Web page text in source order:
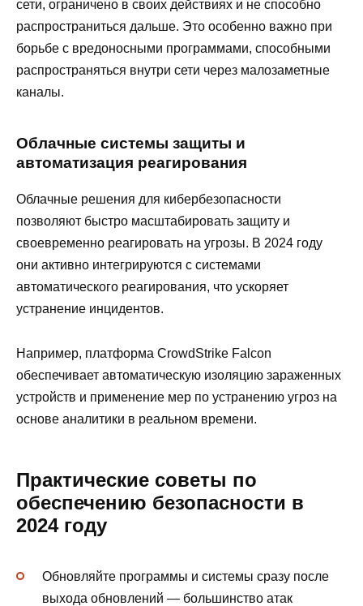
сети, ограничено в своих действиях и не способно
распространиться дальше. Это особенно важно при
борьбе с вредоносными программами, способными
распространяться внутри сети через малозаметные
каналы.
Облачные системы защиты и
автоматизация реагирования
Облачные решения для кибербезопасности
позволяют быстро масштабировать защиту и
своевременно реагировать на угрозы. В 2024 году
они активно интегрируются с системами
автоматического реагирования, что ускоряет
устранение инцидентов.
Например, платформа CrowdStrike Falcon
обеспечивает автоматическую изоляцию зараженных
устройств и применение мер по устранению угроз на
основе аналитики в реальном времени.
Практические советы по
обеспечению безопасности в
2024 году
Обновляйте программы и системы сразу после
выхода обновлений — большинство атак